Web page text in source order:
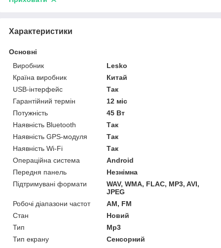
Характеристики
Основні
Виробник
Lesko
Країна виробник
Китай
USB-інтерфейс
Так
Гарантійний термін
12 міс
Потужність
45 Вт
Наявність Bluetooth
Так
Наявність GPS-модуля
Так
Наявність Wi-Fi
Так
Операційна система
Android
Передня панель
Незнімна
Підтримувані формати
WAV, WMA, FLAC, MP3, AVI,
JPEG
Робочі діапазони частот
AM, FM
Стан
Новий
Тип
Mp3
Тип екрану
Сенсорний